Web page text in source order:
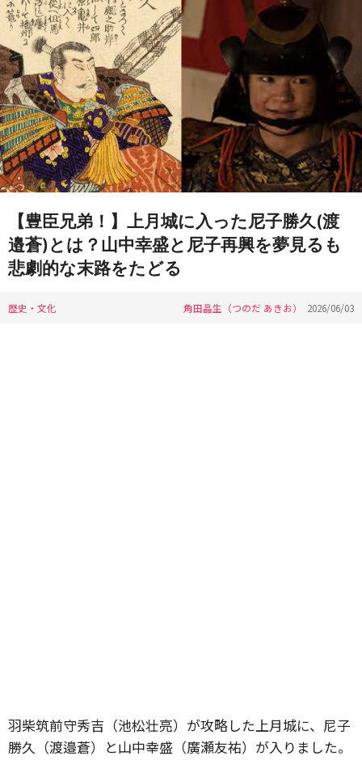
【豊臣兄弟！】上月城に入った尼子勝久(渡
邉蒼)とは？山中幸盛と尼子再興を夢見るも
悲劇的な末路をたどる
歴史・文化 角田晶生（つのだ あきお） 2026/06/03
羽柴筑前守秀吉（池松壮亮）が攻略した上月城に、尼子
勝久（渡邉蒼）と山中幸盛（廣瀬友祐）が入りました。